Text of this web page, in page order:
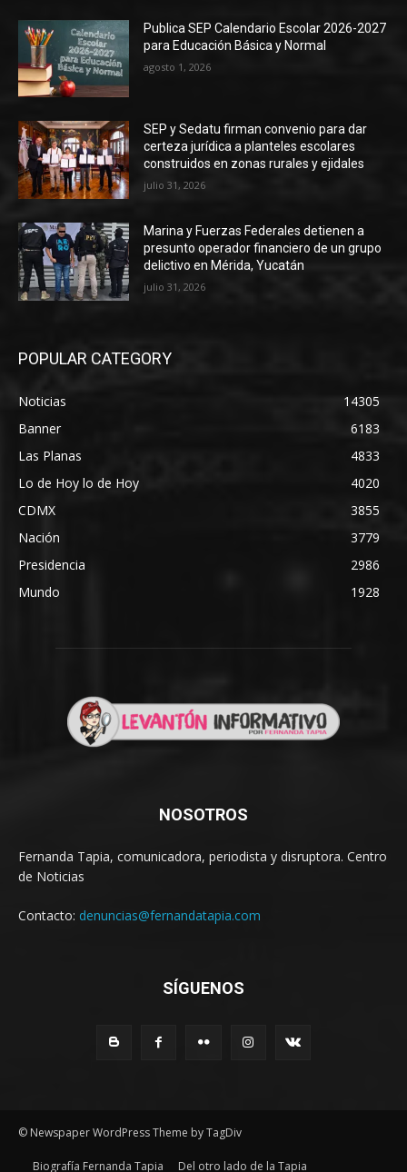
Publica SEP Calendario Escolar 2026-2027
para Educación Básica y Normal
agosto 1, 2026
SEP y Sedatu firman convenio para dar
certeza jurídica a planteles escolares
construidos en zonas rurales y ejidales
julio 31, 2026
Marina y Fuerzas Federales detienen a
presunto operador financiero de un grupo
delictivo en Mérida, Yucatán
julio 31, 2026
POPULAR CATEGORY
Noticias
14305
Banner
6183
Las Planas
4833
Lo de Hoy lo de Hoy
4020
CDMX
3855
Nación
3779
Presidencia
2986
Mundo
1928
NOSOTROS
Fernanda Tapia, comunicadora, periodista y disruptora. Centro
de Noticias
Contacto: denuncias@fernandatapia.com
SÍGUENOS
© Newspaper WordPress Theme by TagDiv
Biografía Fernanda Tapia Del otro lado de la Tapia